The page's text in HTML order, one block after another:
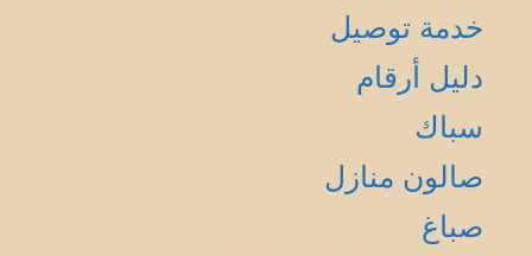
خدمة توصيل
دليل أرقام
سباك
صالون منازل
صباغ